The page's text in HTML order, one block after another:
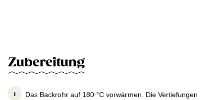
Zubereitung
Das Backrohr auf 180 °C vorwärmen. Die Vertiefungen